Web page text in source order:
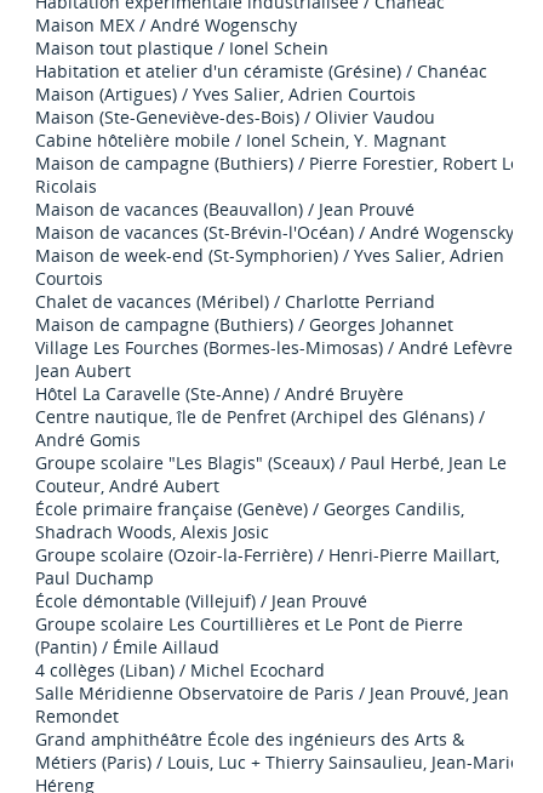
Maison MEX / André Wogenschy
Maison tout plastique / Ionel Schein
Habitation et atelier d'un céramiste (Grésine) / Chanéac
Maison (Artigues) / Yves Salier, Adrien Courtois
Maison (Ste-Geneviève-des-Bois) / Olivier Vaudou
Cabine hôtelière mobile / Ionel Schein, Y. Magnant
Maison de campagne (Buthiers) / Pierre Forestier, Robert Le
Ricolais
Maison de vacances (Beauvallon) / Jean Prouvé
Maison de vacances (St-Brévin-l'Océan) / André Wogenscky
Maison de week-end (St-Symphorien) / Yves Salier, Adrien
Courtois
Chalet de vacances (Méribel) / Charlotte Perriand
Maison de campagne (Buthiers) / Georges Johannet
Village Les Fourches (Bormes-les-Mimosas) / André Lefèvre,
Jean Aubert
Hôtel La Caravelle (Ste-Anne) / André Bruyère
Centre nautique, île de Penfret (Archipel des Glénans) /
André Gomis
Groupe scolaire "Les Blagis" (Sceaux) / Paul Herbé, Jean Le
Couteur, André Aubert
École primaire française (Genève) / Georges Candilis,
Shadrach Woods, Alexis Josic
Groupe scolaire (Ozoir-la-Ferrière) / Henri-Pierre Maillart,
Paul Duchamp
École démontable (Villejuif) / Jean Prouvé
Groupe scolaire Les Courtillières et Le Pont de Pierre
(Pantin) / Émile Aillaud
4 collèges (Liban) / Michel Ecochard
Salle Méridienne Observatoire de Paris / Jean Prouvé, Jean
Remondet
Grand amphithéâtre École des ingénieurs des Arts &
Métiers (Paris) / Louis, Luc + Thierry Sainsaulieu, Jean-Marie
Héreng